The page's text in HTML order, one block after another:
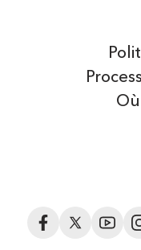
Facebook
Twitter YouTube